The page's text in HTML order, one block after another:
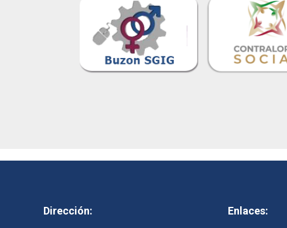
Dirección: Enlaces: